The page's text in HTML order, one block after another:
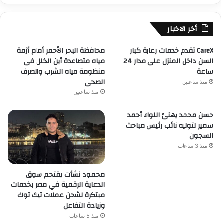
أخر الاخبار
CareX تقدم خدمات رعاية كبار
السن داخل المنزل على مدار 24
ساعة
منذ ساعتين
محافظة البحر الأحمر أمام أزمة
مياه متصاعدة أين الخلل فى
منظومة مياه الشرب والصرف
الصحى
منذ ساعتين
حسن محمد يهنئ اللواء أحمد
سمير لتوليه نائب رئيس مباحث
السجون
منذ 3 ساعات
محمود نشأت يقتحم سوق
الدعاية الرقمية في مصر بخدمات
مبتكرة لشحن عملات تيك توك
وزيادة التفاعل
منذ 5 ساعات